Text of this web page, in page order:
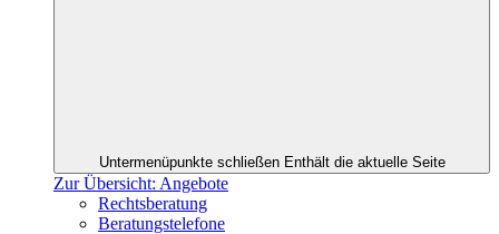
Untermenüpunkte schließen Enthält die aktuelle Seite
Zur Übersicht: Angebote
Rechtsberatung
Beratungstelefone